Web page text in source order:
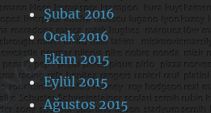
Şubat 2016
Ocak 2016
Ekim 2015
Eylül 2015
Ağustos 2015